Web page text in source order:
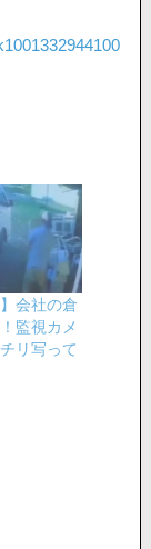
会社の倉
監視カメ
リ写って